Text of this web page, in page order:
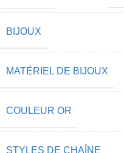
BIJOUX
MATÉRIEL DE BIJOUX
COULEUR OR
STYLES DE CHAÎNE